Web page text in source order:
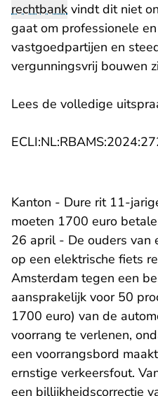
rechtbank vindt dit niet
gaat om professionele
vastgoedpartijen en
vergunningsvrij bouwen
Lees de volledige
Kanton - Dure rit 11-
moeten 1700 euro
26 april - De ouders van
op een elektrische fiets
Amsterdam tegen een
aansprakelijk voor 50
1700 euro) van de
voorrang te verlenen,
een voorrangsbord
ernstige verkeersfout.
een billijkheidscorrectie